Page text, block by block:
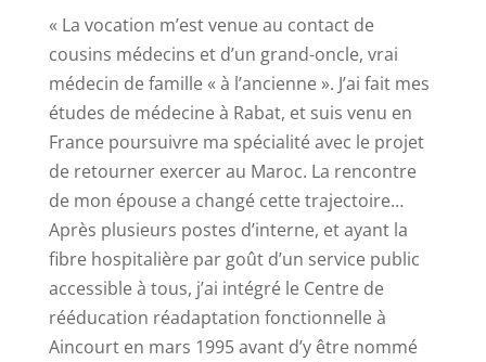
« La vocation m’est venue au contact de
cousins médecins et d’un grand-oncle, vrai
médecin de famille « à l’ancienne ». J’ai fait mes
études de médecine à Rabat, et suis venu en
France poursuivre ma spécialité avec le projet
de retourner exercer au Maroc. La rencontre
de mon épouse a changé cette trajectoire…
Après plusieurs postes d’interne, et ayant la
fibre hospitalière par goût d’un service public
accessible à tous, j’ai intégré le Centre de
rééducation réadaptation fonctionnelle à
Aincourt en mars 1995 avant d’y être nommé